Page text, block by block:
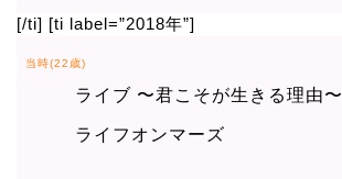
[/ti] [ti label=”2018年”]
当時(22歳)
ライブ 〜君こそが生きる理由〜
ライフオンマーズ